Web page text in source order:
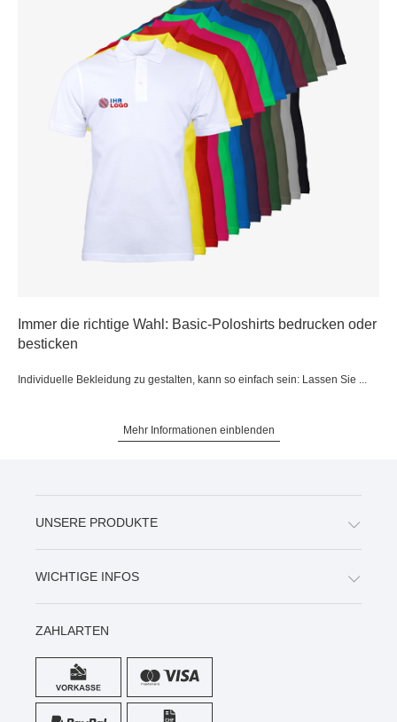
Immer die richtige Wahl: Basic-Poloshirts bedrucken oder
besticken
Individuelle Bekleidung zu gestalten, kann so einfach sein: Lassen Sie ...
Mehr Informationen einblenden
UNSERE PRODUKTE
WICHTIGE INFOS
ZAHLARTEN